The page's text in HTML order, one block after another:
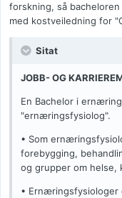
forskning, så
med kostveiledning for
Sitat
JOBB- OG
En Bachelor i
"ernæringsfysiolog".
• Som
forebygging,
og grupper om
• Ernæringsfysiologer